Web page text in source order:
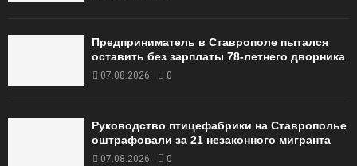
Предприниматель в Ставрополе пытался
оставить без зарплаты 78-летнего дворника
07.08.2026 0
Руководство птицефабрики на Ставрополье
оштрафовали за 21 незаконного мигранта
07.08.2026 0